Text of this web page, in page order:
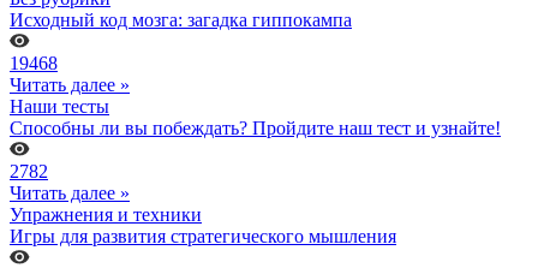
Исходный код мозга: загадка гиппокампа
19468
Читать далее »
Наши тесты
Способны ли вы побеждать? Пройдите наш тест и узнайте!
2782
Читать далее »
Упражнения и техники
Игры для развития стратегического мышления